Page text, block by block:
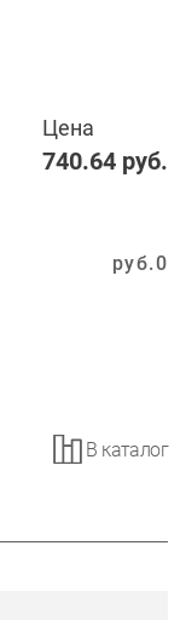
Цена
740.64 руб.
0
руб.
В каталог